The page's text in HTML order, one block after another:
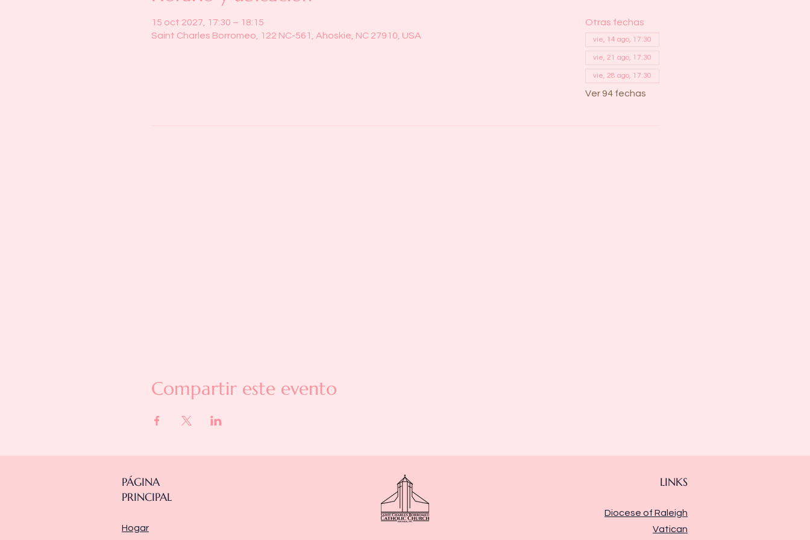
15 oct 2027, 17:30 – 18:15
Saint Charles Borromeo, 122 NC-561, Ahoskie, NC 27910, USA
Otras fechas
vie, 14 ago, 17:30
vie, 21 ago, 17:30
vie, 28 ago, 17:30
Ver 94 fechas
Compartir este evento
PÁGINA
PRINCIPAL
Hogar
LINKS
Diocese of Raleigh
Vatican